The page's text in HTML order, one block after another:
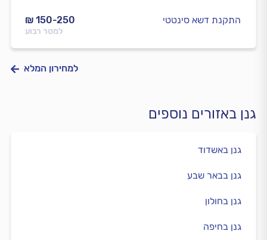
₪ 150-250
למטר רבוע
התקנת דשא סינטטי
למחירון המלא
גנן באזורים נוספים
גנן באשדוד
גנן בבאר שבע
גנן בחולון
גנן בחיפה